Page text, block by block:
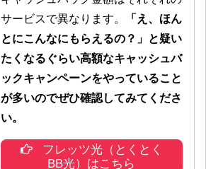
サービスで異なります。
「え、ほん
とにこんなにもらえるの？」と疑い
たくなるぐらい高額なキャッシュバ
ックキャンペーンをやっていること
が多いのでぜひ確認してみてくださ
い。
フレッツ光（とくとく
BB光）はこちら